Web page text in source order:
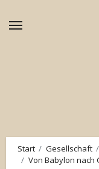
Inhalt
Start Gesellschaft
Von Babylon nach